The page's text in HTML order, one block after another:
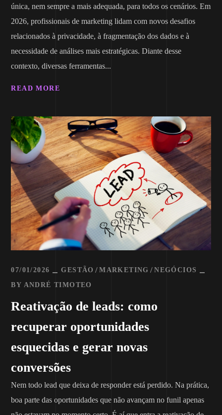
única, nem sempre a mais adequada, para todos os cenários. Em
2026, profissionais de marketing lidam com novos desafios
relacionados à privacidade, à fragmentação dos dados e à
necessidade de análises mais estratégicas. Diante desse
contexto, diversas ferramentas...
READ MORE
07/01/2026 GESTÃO MARKETING
NEGÓCIOS
BY ANDRÉ TIMOTEO
Reativação de leads: como
recuperar oportunidades
esquecidas e gerar novas
conversões
Nem todo lead que deixa de responder está perdido. Na prática,
boa parte das oportunidades que não avançam no funil apenas